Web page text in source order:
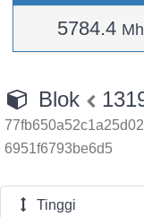
5784.4
Blok
6951f6793be6d5
Tinggi